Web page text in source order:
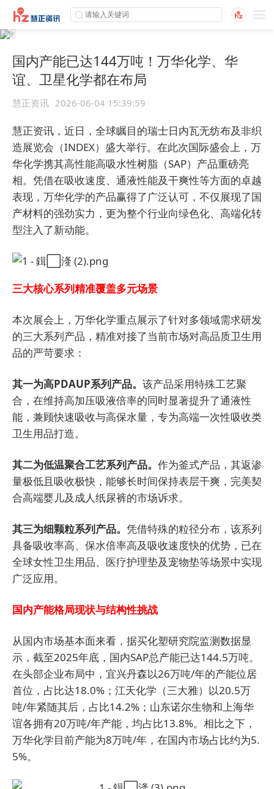
国内产能已达144万吨！万华化学、华
谊、卫星化学都在布局
慧正资讯 2026-06-04 15:39:59
慧正资讯，近日，全球瞩目的瑞士日内瓦无纺布及非织
造展览会（INDEX）盛大举行。在此次国际盛会上，万
华化学携其高性能高吸水性树脂（SAP）产品重磅亮
相。凭借在吸收速度、通液性能及干爽性等方面的卓越
表现，万华化学的产品赢得了广泛认可，不仅展现了国
产材料的强劲实力，更为整个行业向绿色化、高端化转
型注入了新动能。
三大核心系列精准覆盖多元场景
本次展会上，万华化学重点展示了针对多领域需求研发
的三大系列产品，精准对接了当前市场对高品质卫生用
品的严苛要求：
其一为高PDAUP系列产品。 该产品采用特殊工艺聚
合，在维持高加压吸液倍率的同时显著提升了通液性
能，兼顾快速吸收与高保水量，专为高端一次性吸收类
卫生用品打造。
其二为低温聚合工艺系列产品。 作为釜式产品，其返渗
量极低且吸收极快，能够长时间保持表层干爽，完美契
合高端婴儿及成人纸尿裤的市场诉求。
其三为细颗粒系列产品。 凭借特殊的粒径分布，该系列
具备吸收率高、保水倍率高及吸收速度快的优势，已在
全球女性卫生用品、医疗护理垫及宠物垫等场景中实现
广泛应用。
国内产能格局现状与结构性挑战
从国内市场基本面来看，据买化塑研究院监测数据显
示，截至2025年底，国内SAP总产能已达144.5万吨。
在头部企业布局中，宜兴丹森以26万吨/年的产能位居
首位，占比达18.0%；江天化学（三大雅）以20.5万
吨/年紧随其后，占比14.2%；山东诺尔生物和上海华
谊各拥有20万吨/年产能，均占比13.8%。相比之下，
万华化学目前产能为8万吨/年，在国内市场占比约为5.
5%。